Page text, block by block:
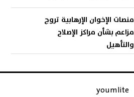
منصات الإخوان الإرهابية تروج
مزاعم بشأن مراكز الإصلاح
والتأهيل
youmlite